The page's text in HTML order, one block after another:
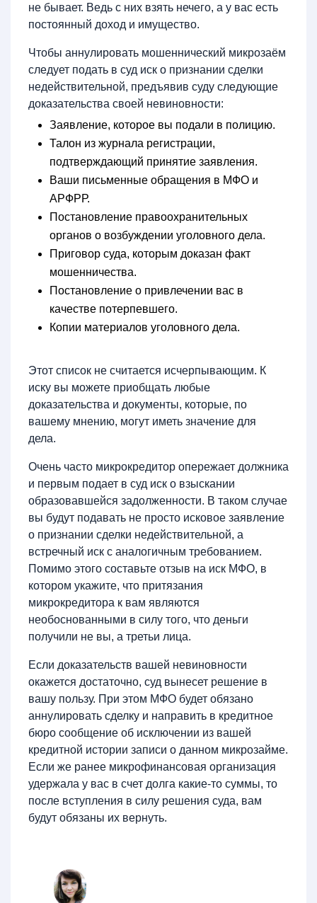
не бывает. Ведь с них взять нечего, а у вас есть
постоянный доход и имущество.
Чтобы аннулировать мошеннический микрозаём
следует подать в суд иск о признании сделки
недействительной, предъявив суду следующие
доказательства своей невиновности:
Заявление, которое вы подали в полицию.
Талон из журнала регистрации,
подтверждающий принятие заявления.
Ваши письменные обращения в МФО и
АРФРР.
Постановление правоохранительных
органов о возбуждении уголовного дела.
Приговор суда, которым доказан факт
мошенничества.
Постановление о привлечении вас в
качестве потерпевшего.
Копии материалов уголовного дела.
Этот список не считается исчерпывающим. К
иску вы можете приобщать любые
доказательства и документы, которые, по
вашему мнению, могут иметь значение для
дела.
Очень часто микрокредитор опережает должника
и первым подает в суд иск о взыскании
образовавшейся задолженности. В таком случае
вы будут подавать не просто исковое заявление
о признании сделки недействительной, а
встречный иск с аналогичным требованием.
Помимо этого составьте отзыв на иск МФО, в
котором укажите, что притязания
микрокредитора к вам являются
необоснованными в силу того, что деньги
получили не вы, а третьи лица.
Если доказательств вашей невиновности
окажется достаточно, суд вынесет решение в
вашу пользу. При этом МФО будет обязано
аннулировать сделку и направить в кредитное
бюро сообщение об исключении из вашей
кредитной истории записи о данном микрозайме.
Если же ранее микрофинансовая организация
удержала у вас в счет долга какие-то суммы, то
после вступления в силу решения суда, вам
будут обязаны их вернуть.